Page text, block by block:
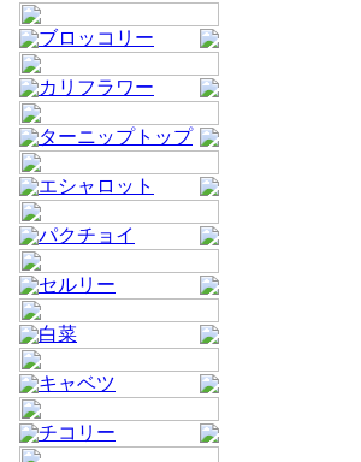
ブロッコリー
カリフラワー
ターニップトップ
エシャロット
パクチョイ
セルリー
白菜
キャベツ
チコリー